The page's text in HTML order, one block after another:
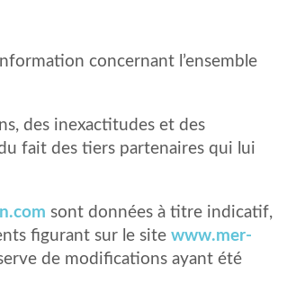
concernant l’ensemble
des inexactitudes et des
fait des tiers partenaires qui lui
sont données à titre indicatif,
figurant sur le site www.mer-
de modifications ayant été